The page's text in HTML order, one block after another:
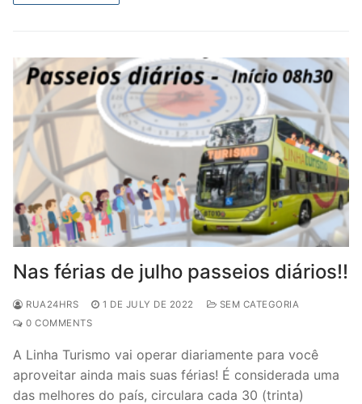
Nas férias de julho passeios diários!!
RUA24HRS 1 DE JULY DE 2022
SEM CATEGORIA
0 COMMENTS
A Linha Turismo vai operar diariamente para você
aproveitar ainda mais suas férias! É considerada uma
das melhores do país, circulara cada 30 (trinta)